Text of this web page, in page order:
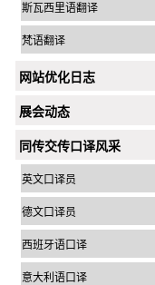
斯瓦西里语翻译
梵语翻译
网站优化日志
展会动态
同传交传口译风采
英文口译员
德文口译员
西班牙语口译
意大利语口译